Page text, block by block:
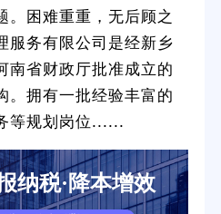
。困难重重，无后顾之
服务有限公司是经新乡
南省财政厅批准成立的
。拥有一批经验丰富的
等规划岗位......
纳税·降本增效